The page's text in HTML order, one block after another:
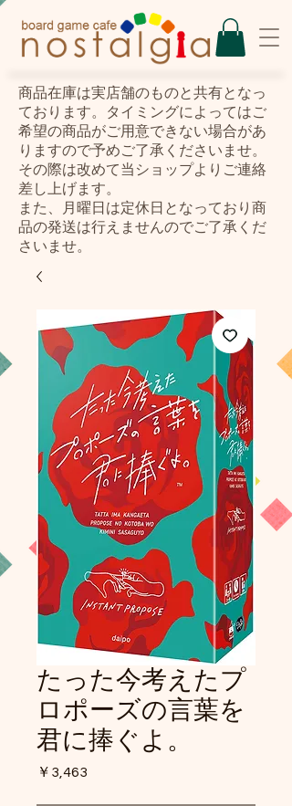
​商品在庫は実店舗のものと共有となっ
ております。タイミングによってはご
希望の商品がご用意できない場合があ
りますので予めご了承くださいませ。
その際は改めて当ショップよりご連絡
差し上げます。
また、月曜日は定休日となっており商
品の発送は行えませんのでご了承くだ
さいませ。
たった今考えたプ
ロポーズの言葉を
君に捧ぐよ。
￥3,463